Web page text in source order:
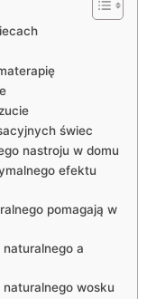
świec
nastroju w domu
efektu
pomagają w
‌a
wosku